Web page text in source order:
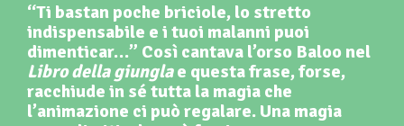
“Ti bastan poche briciole, lo stretto
indispensabile e i tuoi malanni puoi
dimenticar…” Così cantava l’orso Baloo nel
Libro della giunglae questa frase, forse,
racchiude in sé tutta la magia che
l’animazione ci può regalare. Una magia